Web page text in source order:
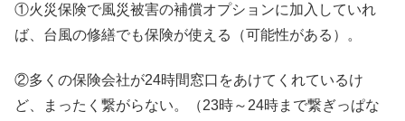
①火災保険で風災被害の補償オプションに加入していれ
ば、台風の修繕でも保険が使える（可能性がある）。
②多くの保険会社が24時間窓口をあけてくれているけ
ど、まったく繋がらない。（23時～24時まで繋ぎっぱな